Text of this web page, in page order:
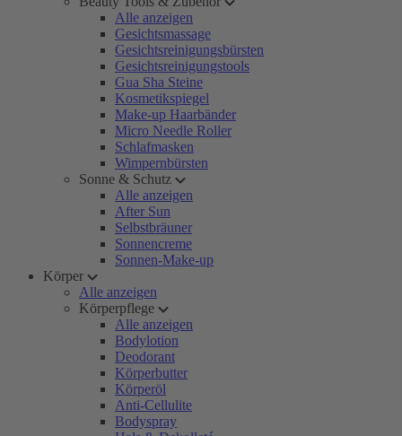
Alle anzeigen
Gesichtsmassage
Gesichtsreinigungsbürsten
Gesichtsreinigungstools
Gua Sha Steine
Kosmetikspiegel
Make-up Haarbänder
Micro Needle Roller
Schlafmasken
Wimpernbürsten
Sonne & Schutz
Alle anzeigen
After Sun
Selbstbräuner
Sonnencreme
Sonnen-Make-up
Körper
Alle anzeigen
Körperpflege
Alle anzeigen
Bodylotion
Deodorant
Körperbutter
Körperöl
Anti-Cellulite
Bodyspray